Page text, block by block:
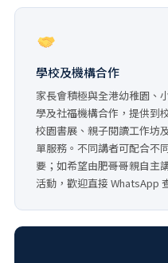
學校及機構合作
家長會積極與全港幼稚園、
學及社福機構合作，提供到
校園書展、親子閱讀工作坊
單服務。不同講者可配合不
要；如希望由肥哥哥親自主
活動，歡迎直接 WhatsApp